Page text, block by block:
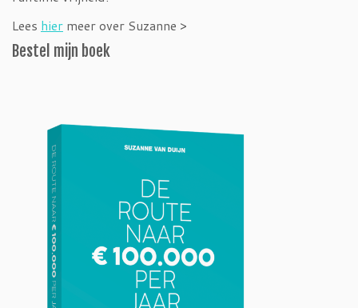
Lees hier meer over Suzanne >
Bestel mijn boek